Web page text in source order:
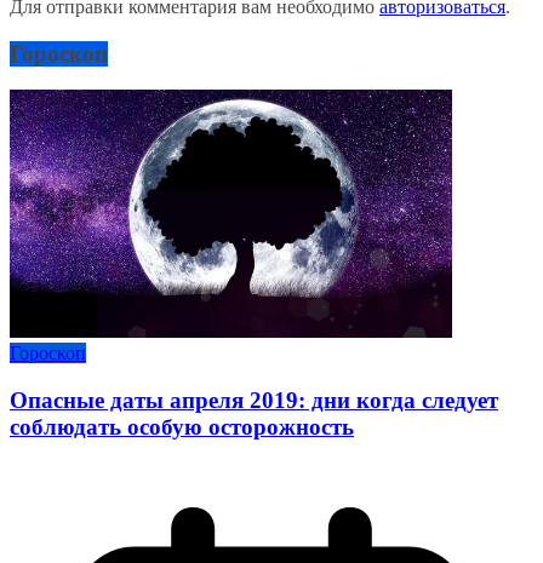
Для отправки комментария вам необходимо авторизоваться.
Гороскоп
Гороскоп
Опасные даты апреля 2019: дни когда следует
соблюдать особую осторожность